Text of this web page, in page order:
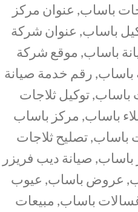
باساب, عنوان مركز
باساب, عنوان شركة
باساب, موقع شركة
رقم خدمة صيانة
توكيل ثلاجات
باساب, مركز باساب
باساب, تصليح ثلاجات
صيانة ديب فريزر
عروض باساب, عيوب
باساب, مبيعات